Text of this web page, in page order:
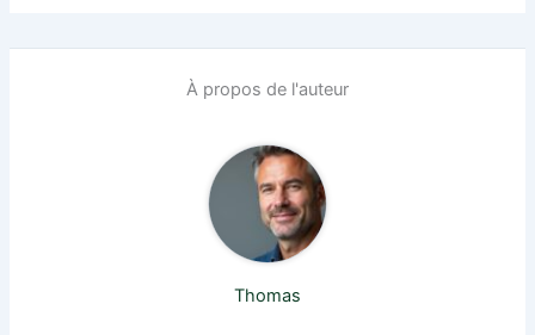
À propos de l'auteur
Thomas